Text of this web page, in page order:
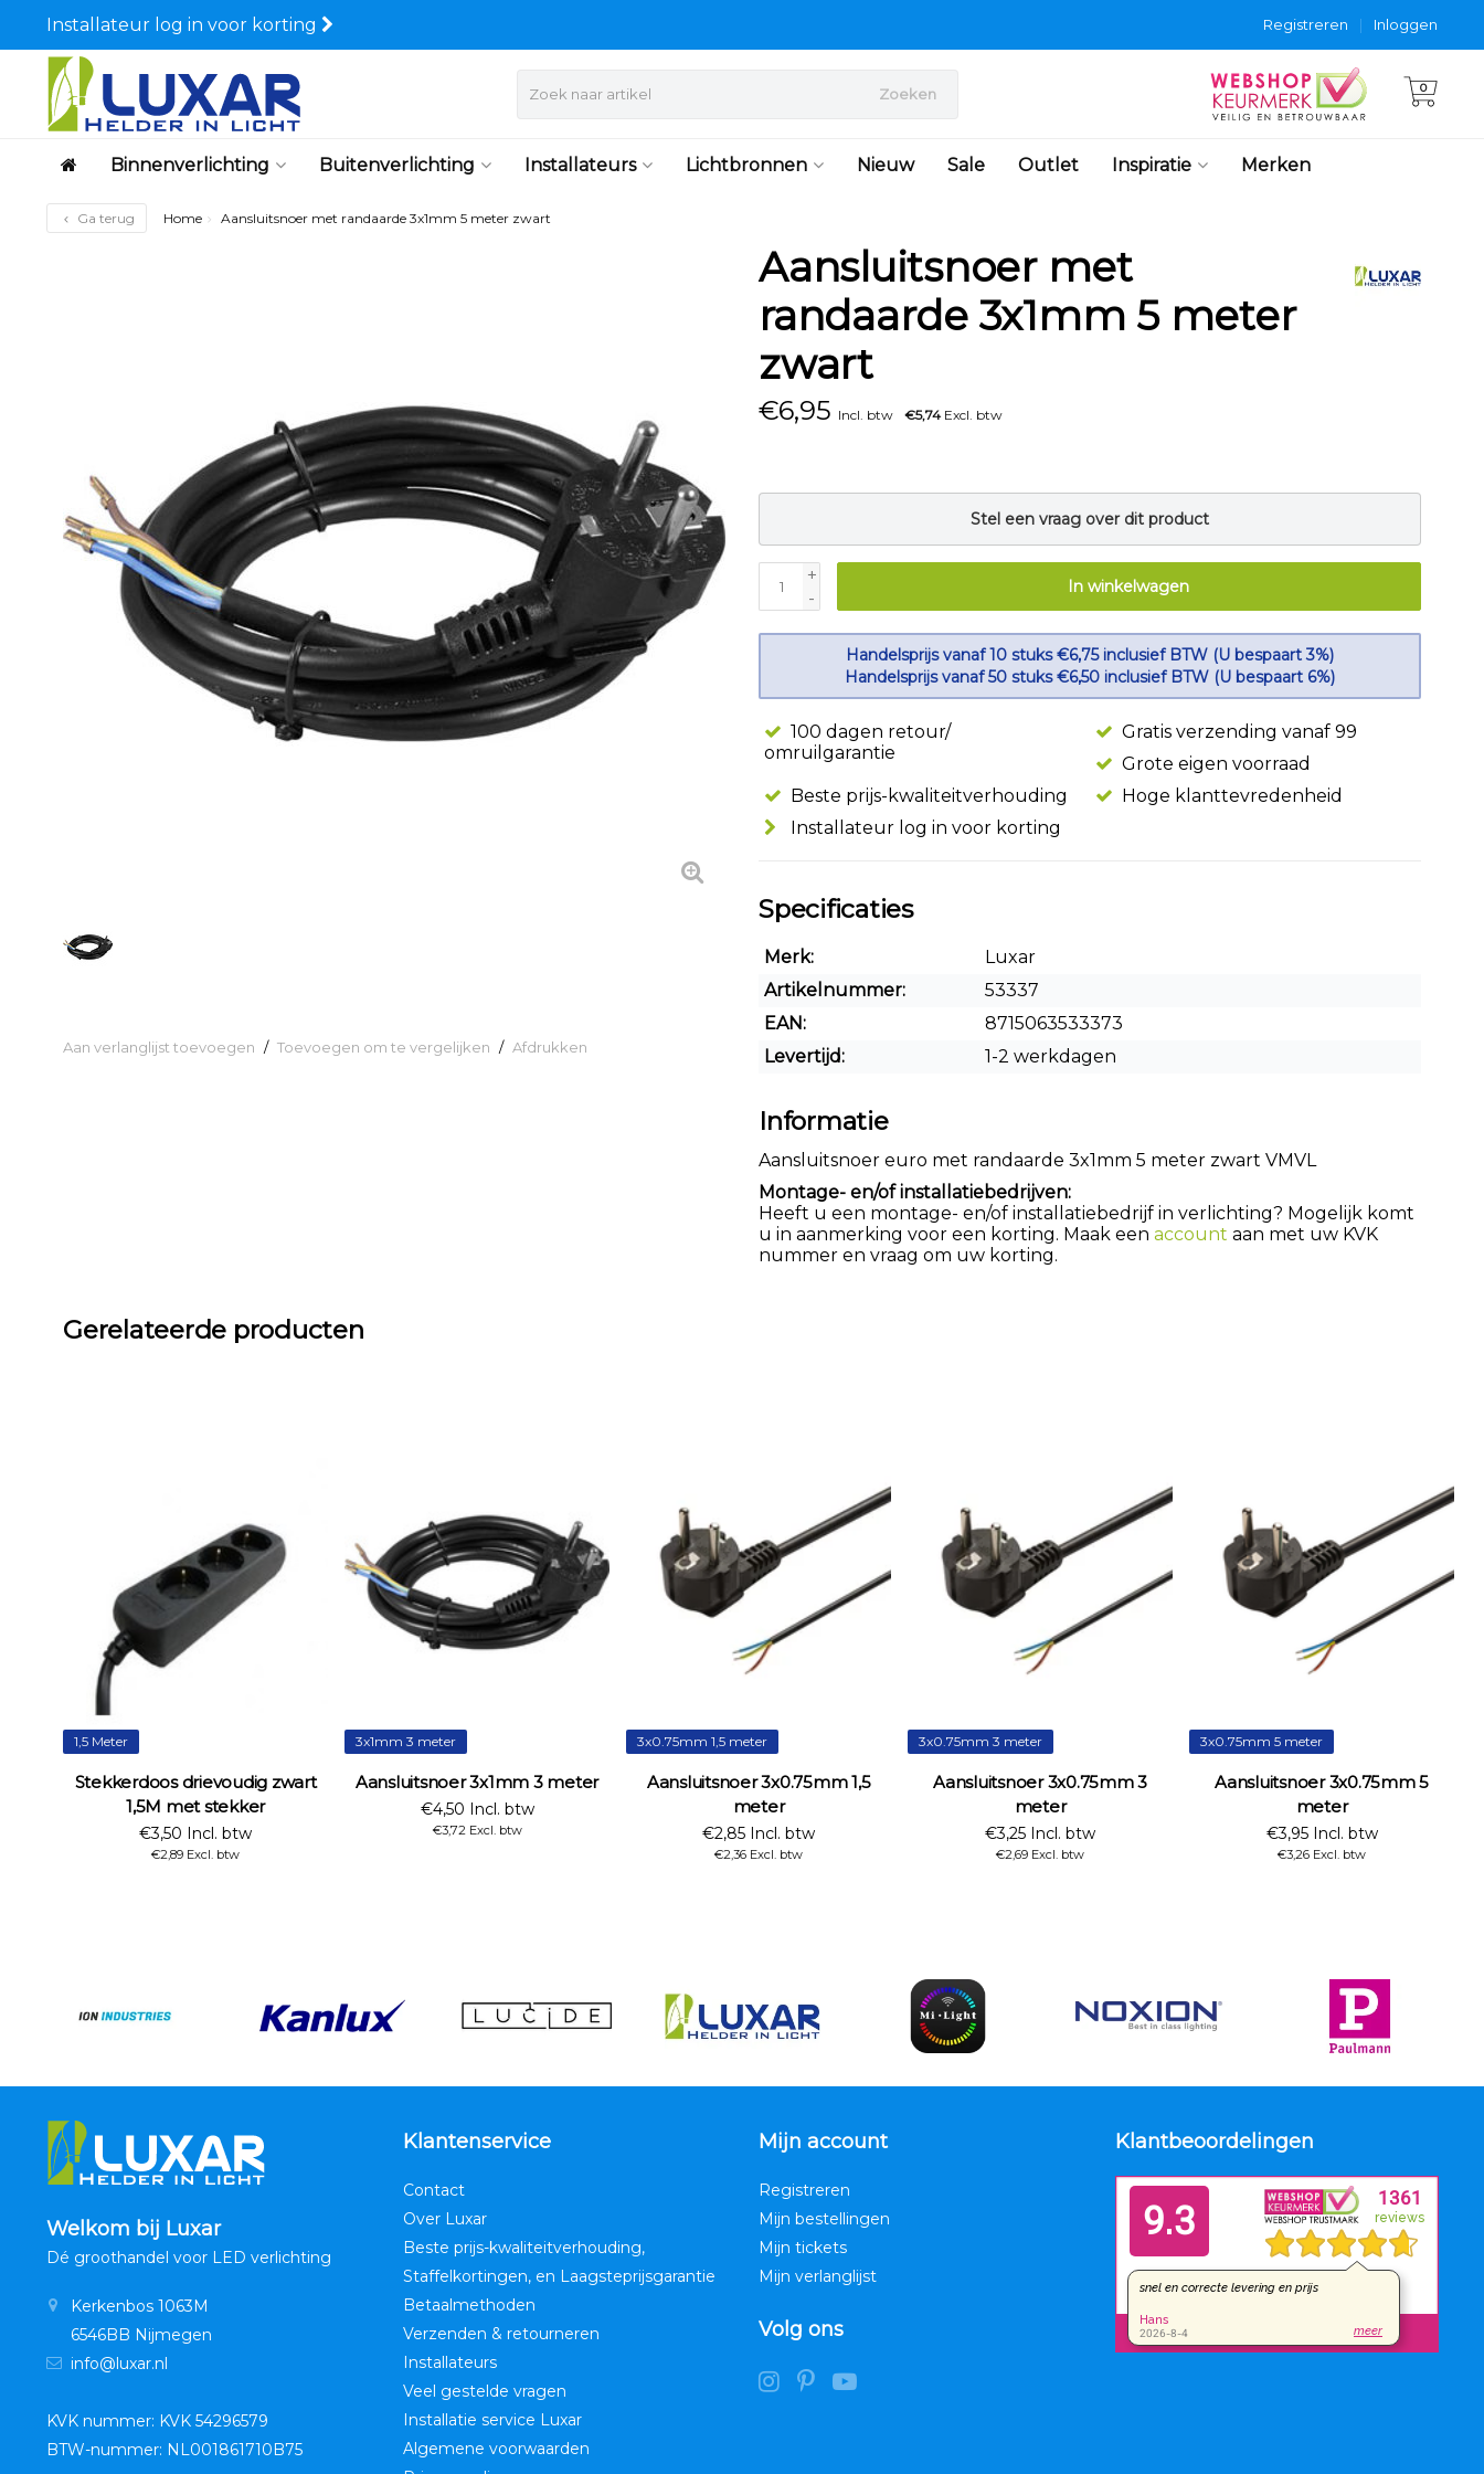
Installateur log in voor korting Inloggen
|
Registreren
Zoeken 0
Binnenverlichting Buitenverlichting Installateurs Lichtbronnen Nieuw Sale Outlet Inspiratie Merken
Ga terug Home Aansluitsnoer met randaarde 3x1mm 5 meter zwart
Aan verlanglijst toevoegen / Toevoegen om te vergelijken / Afdrukken
Aansluitsnoer met
randaarde 3x1mm 5 meter
zwart
€6,95 Incl. btw €5,74Excl. btw
Stel een vraag over dit product
+
-
In winkelwagen
Handelsprijs vanaf 10 stuks €6,75 inclusief BTW (U bespaart 3%)
Handelsprijs vanaf 50 stuks €6,50 inclusief BTW (U bespaart 6%)
100 dagen retour/
omruilgarantie
Gratis verzending vanaf 99
Grote eigen voorraad
Beste prijs-kwaliteitverhouding
Hoge klanttevredenheid
Installateur log in voor korting
Specificaties
Merk:
Luxar
Artikelnummer:
53337
EAN:
8715063533373
Levertijd:
1-2 werkdagen
Informatie
Aansluitsnoer euro met randaarde 3x1mm 5 meter zwart VMVL
Montage- en/of installatiebedrijven:
Heeft u een montage- en/of installatiebedrijf in verlichting? Mogelijk komt
u in aanmerking voor een korting. Maak een account aan met uw KVK
nummer en vraag om uw korting.
Gerelateerde producten
1,5 Meter
Stekkerdoos drievoudig zwart
1,5M met stekker
€3,50 Incl. btw
€2,89 Excl. btw
3x1mm 3 meter
Aansluitsnoer 3x1mm 3 meter
€4,50 Incl. btw
€3,72 Excl. btw
3x0.75mm 1,5 meter
Aansluitsnoer 3x0.75mm 1,5
meter
€2,85 Incl. btw
€2,36 Excl. btw
3x0.75mm 3 meter
Aansluitsnoer 3x0.75mm 3
meter
€3,25 Incl. btw
€2,69 Excl. btw
3x0.75mm 5 meter
Aansluitsnoer 3x0.75mm 5
meter
€3,95 Incl. btw
€3,26 Excl. btw
Welkom bij Luxar
Dé groothandel voor LED verlichting
Kerkenbos 1063M
6546BB Nijmegen
info@luxar.nl
KVK nummer: KVK 54296579
BTW-nummer: NL001861710B75
Klantenservice
Contact
Over Luxar
Beste prijs-kwaliteitverhouding,
Staffelkortingen, en Laagsteprijsgarantie
Betaalmethoden
Verzenden & retourneren
Installateurs
Veel gestelde vragen
Installatie service Luxar
Algemene voorwaarden
Mijn account
Registreren
Mijn bestellingen
Mijn tickets
Mijn verlanglijst
Volg ons
Klantbeoordelingen